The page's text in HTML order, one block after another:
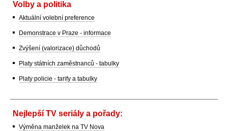
Volby a politika
Aktuální volební preference
Demonstrace v Praze - informace
Zvýšení (valorizace) důchodů
Platy státních zaměstnanců - tabulky
Platy policie - tarify a tabulky
Nejlepší TV seriály a pořady:
Výměna manželek na TV Nova